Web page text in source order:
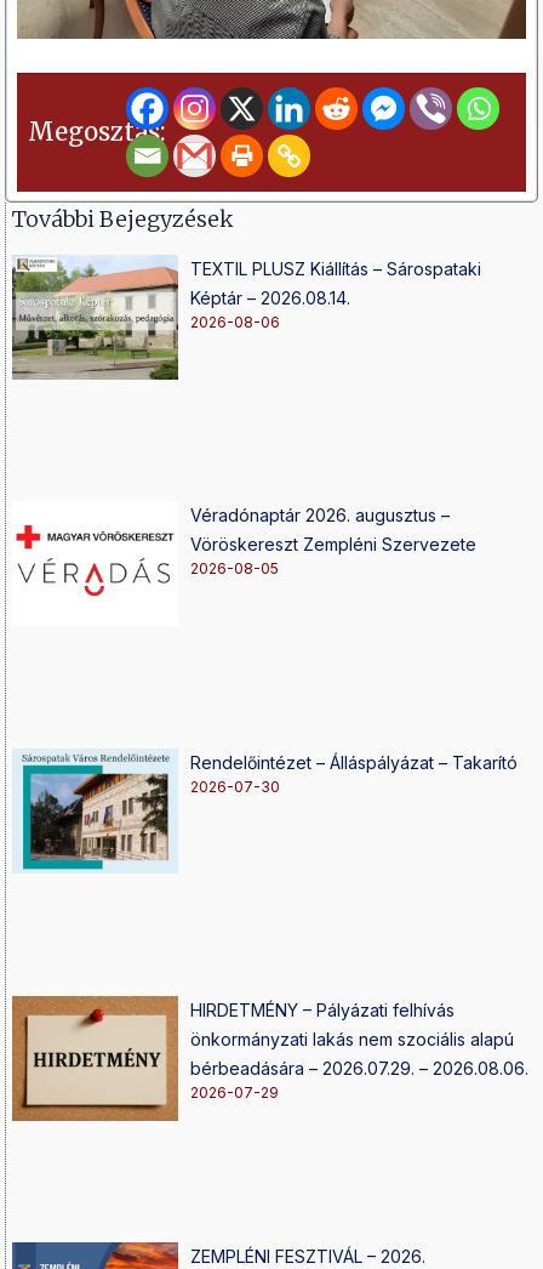
Megosztás:
További Bejegyzések
TEXTIL PLUSZ Kiállítás – Sárospataki
Képtár – 2026.08.14.
2026-08-06
Véradónaptár 2026. augusztus –
Vöröskereszt Zempléni Szervezete
2026-08-05
Rendelőintézet – Álláspályázat – Takarító
2026-07-30
HIRDETMÉNY – Pályázati felhívás
önkormányzati lakás nem szociális alapú
bérbeadására – 2026.07.29. – 2026.08.06.
2026-07-29
ZEMPLÉNI FESZTIVÁL – 2026.